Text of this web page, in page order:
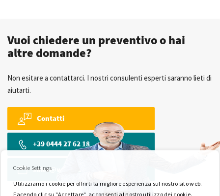
Vuoi chiedere un preventivo o hai
altre domande?
Non esitare a contattarci. I nostri consulenti esperti saranno lieti di
aiutarti.
Contatti
+39 0444 27 62 18
sales@wkk-europe.it
Cookie Settings
Utilizziamo i cookie per offrirti la migliore esperienza sul nostro sito web.
Facendo clic su "Accettare", acconsenti al nostro utilizzo dei cookie.